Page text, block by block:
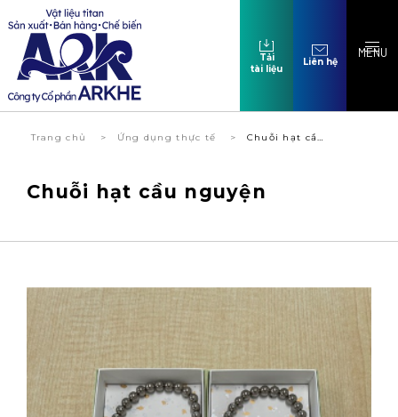
Tải
tài liệu
Liên hệ
MENU
Trang chủ Ứng dụng thực tế Chuỗi hạt cầ…
Chuỗi hạt cầu nguyện